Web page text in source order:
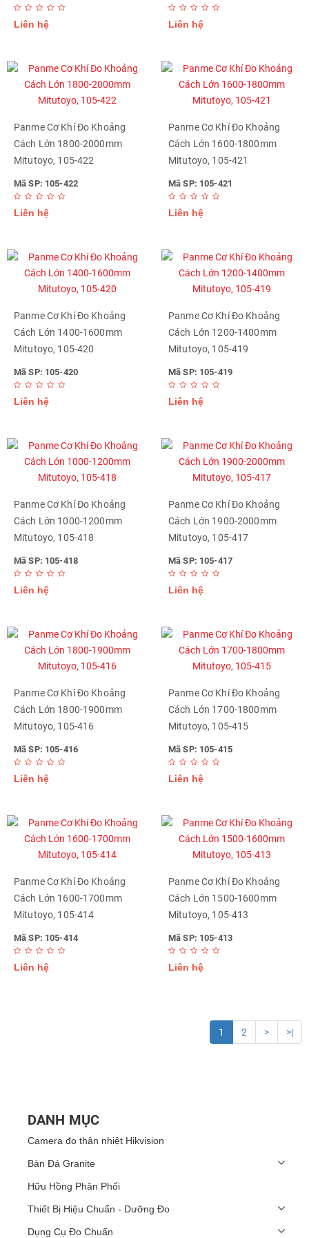
Liên hệ Liên hệ
Panme Cơ Khí Đo Khoảng
Cách Lớn 1800-2000mm
Mitutoyo, 105-422
Mã SP: 105-422
Liên hệ
Panme Cơ Khí Đo Khoảng
Cách Lớn 1600-1800mm
Mitutoyo, 105-421
Mã SP: 105-421
Liên hệ
Panme Cơ Khí Đo Khoảng
Cách Lớn 1400-1600mm
Mitutoyo, 105-420
Mã SP: 105-420
Liên hệ
Panme Cơ Khí Đo Khoảng
Cách Lớn 1200-1400mm
Mitutoyo, 105-419
Mã SP: 105-419
Liên hệ
Panme Cơ Khí Đo Khoảng
Cách Lớn 1000-1200mm
Mitutoyo, 105-418
Mã SP: 105-418
Liên hệ
Panme Cơ Khí Đo Khoảng
Cách Lớn 1900-2000mm
Mitutoyo, 105-417
Mã SP: 105-417
Liên hệ
Panme Cơ Khí Đo Khoảng
Cách Lớn 1800-1900mm
Mitutoyo, 105-416
Mã SP: 105-416
Liên hệ
Panme Cơ Khí Đo Khoảng
Cách Lớn 1700-1800mm
Mitutoyo, 105-415
Mã SP: 105-415
Liên hệ
Panme Cơ Khí Đo Khoảng
Cách Lớn 1600-1700mm
Mitutoyo, 105-414
Mã SP: 105-414
Liên hệ
Panme Cơ Khí Đo Khoảng
Cách Lớn 1500-1600mm
Mitutoyo, 105-413
Mã SP: 105-413
Liên hệ
1 2 > >|
DANH MỤC
Camera đo thân nhiệt Hikvision
Bàn Đá Granite
Hữu Hồng Phân Phối
Thiết Bị Hiệu Chuẩn - Dưỡng Đo
Dụng Cụ Đo Chuẩn